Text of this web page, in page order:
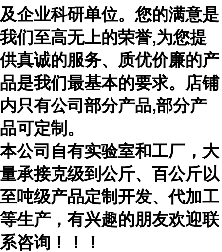
及企业科研单位。您的满意是
我们至高无上的荣誉,为您提
供真诚的服务、质优价廉的产
品是我们最基本的要求。店铺
内只有公司部分产品,部分产
品可定制。
本公司自有实验室和工厂，大
量承接克级到公斤、百公斤以
至吨级产品定制开发、代加工
等生产，有兴趣的朋友欢迎联
系咨询！！！